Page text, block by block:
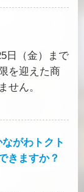
日（金）まで
を迎えた商
せん。
がわトクト
きますか？